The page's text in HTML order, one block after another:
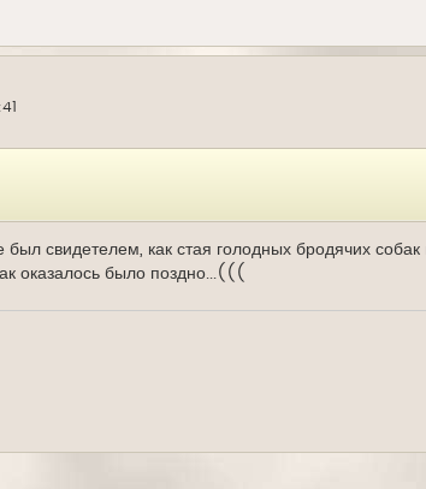
свидетелем, как стая голодных бродячих
оказалось было поздно...(((